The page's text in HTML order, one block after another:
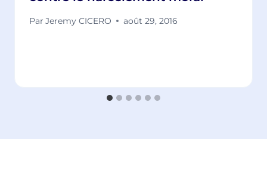
Par Jeremy CICERO août 29, 2016